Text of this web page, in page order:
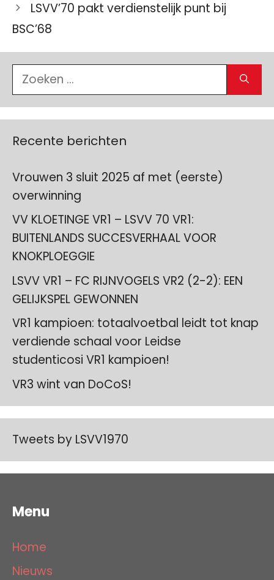
LSVV’70 pakt verdienstelijk punt bij
BSC’68
Zoek
naar:
Recente berichten
Vrouwen 3 sluit 2025 af met (eerste)
overwinning
VV KLOETINGE VR1 – LSVV 70 VR1:
BUITENLANDS SUCCESVERHAAL VOOR
KNOKPLOEGGIE
LSVV VR1 – FC RIJNVOGELS VR2 (2-2): EEN
GELIJKSPEL GEWONNEN
VR1 kampioen: totaalvoetbal leidt tot knap
verdiende schaal voor Leidse
studenticosi VR1 kampioen!
VR3 wint van DoCoS!
Tweets by LSVV1970
Menu
Home
Nieuws